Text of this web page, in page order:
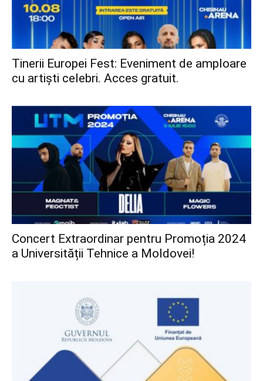
Tinerii Europei Fest: Eveniment de amploare
cu artiști celebri. Acces gratuit.
Concert Extraordinar pentru Promoția 2024
a Universității Tehnice a Moldovei!